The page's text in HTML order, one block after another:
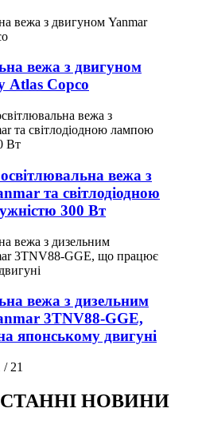
вежа з двигуном
Atlas Copco
вежа з
та світлодіодною
300 Вт
вежа з дизельним
3TNV88-GGE,
японському двигуні
/ 21
НОВИНИ